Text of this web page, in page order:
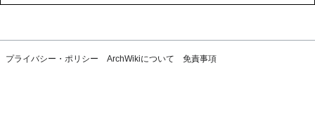
プライバシー・ポリシー ArchWikiについて 免責事項